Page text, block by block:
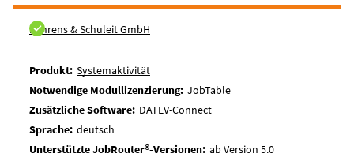
Behrens & Schuleit GmbH
Produkt Systemaktivität
Notwendige Modullizenzierung JobTable
Zusätzliche Software DATEV-Connect
Sprache deutsch
Unterstützte JobRouter®-Versionen ab Version 5.0